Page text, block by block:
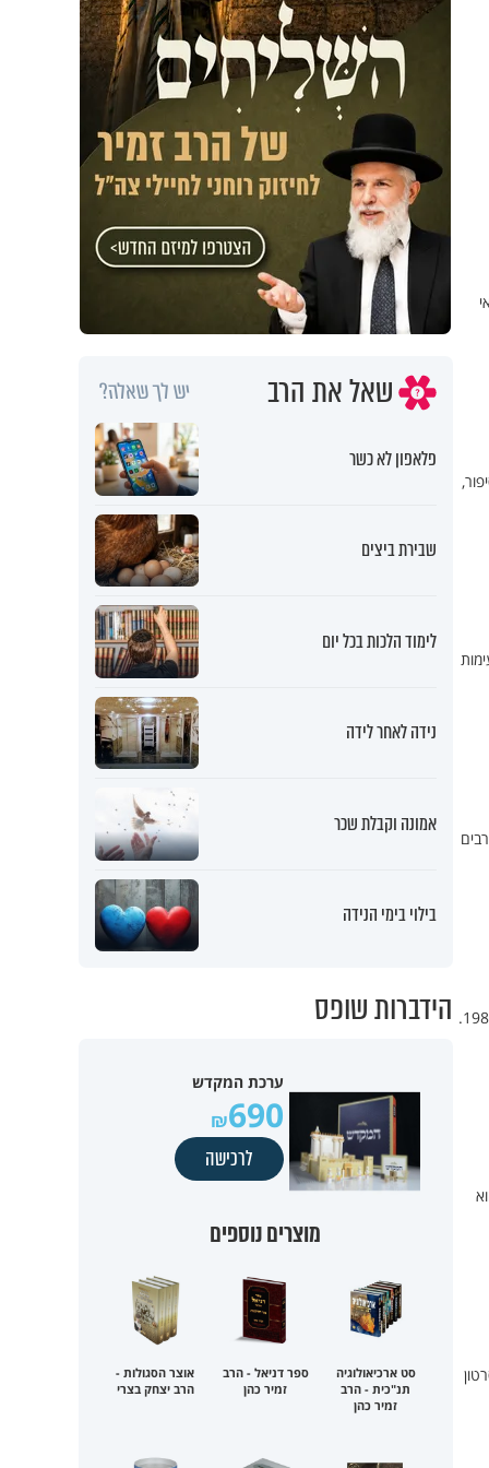
הסיפור,
חם ברשת: שתי תיירות הצטלמו כשהן יושבות על אחד החפצים הרדיואקטיביים בעולם, שריד מהאסון הגרעיני ב-1986.
שאל את הרב יש לך שאלה?
פלאפון לא כשר
שבירת ביצים
לימוד הלכות בכל יום
נידה לאחר לידה
אמונה וקבלת שכר
בילוי בימי הנידה
הידברות שופס
ערכת המקדש
690
לרכישה
מוצרים נוספים
סט ארכיאולוגיה
תנ"כית - הרב
זמיר כהן
ספר דניאל - הרב
זמיר כהן
אוצר הסגולות -
הרב יצחק בצרי